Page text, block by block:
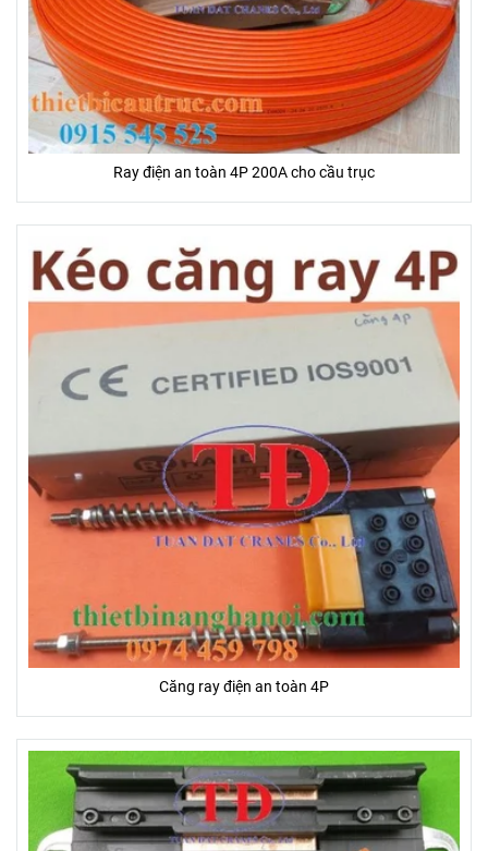
Ray điện an toàn 4P 200A cho cầu trục
Căng ray điện an toàn 4P